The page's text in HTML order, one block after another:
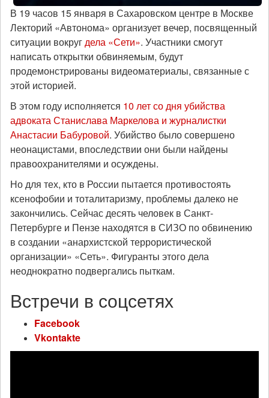
В 19 часов 15 января в Сахаровском центре в Москве
Лекторий «Автонома» организует вечер, посвященный
ситуации вокруг дела «Сети». Участники смогут
написать открытки обвиняемым, будут
продемонстрированы видеоматериалы, связанные с
этой историей.
В этом году исполняется 10 лет со дня убийства
адвоката Станислава Маркелова и журналистки
Анастасии Бабуровой. Убийство было совершено
неонацистами, впоследствии они были найдены
правоохранителями и осуждены.
Но для тех, кто в России пытается противостоять
ксенофобии и тоталитаризму, проблемы далеко не
закончились. Сейчас десять человек в Санкт-
Петербурге и Пензе находятся в СИЗО по обвинению
в создании «анархистской террористической
организации» «Сеть». Фигуранты этого дела
неоднократно подвергались пыткам.
Встречи в соцсетях
Facebook
Vkontakte